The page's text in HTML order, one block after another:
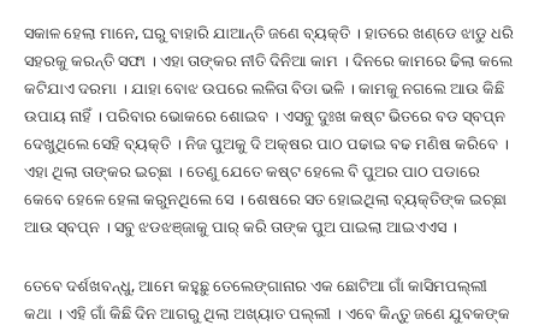
ସକାଳ ହେଲା ମାନେ, ଘରୁ ବାହାରି ଯାଆନ୍ତି ଜଣେ ବ୍ୟକ୍ତି । ହାତରେ ଖଣ୍ଡେ ଝାଡୁ ଧରି
ସହରକୁ କରନ୍ତି ସଫା । ଏହା ତାଙ୍କର ନୀତି ଦିନିଆ କାମ । ଦିନରେ କାମରେ ଢିଲା କଲେ
କଟିଯାଏ ଦରମା । ଯାହା ବୋଝ ଉପରେ ଲଳିତା ବିଡା ଭଳି । କାମକୁ ନଗଲେ ଆଉ କିଛି
ଉପାୟ ନାହିଁ । ପରିବାର ଭୋକରେ ଶୋଇବ । ଏସବୁ ଦୁଃଖ କଷ୍ଟ ଭିତରେ ବଡ ସ୍ବପ୍ନ
ଦେଖୁଥିଲେ ସେହି ବ୍ୟକ୍ତି । ନିଜ ପୁଅକୁ ଦି ଅକ୍ଷର ପାଠ ପଢାଇ ବଢ ମଣିଷ କରିବେ ।
ଏହା ଥିଲା ତାଙ୍କର ଇଚ୍ଛା । ତେଣୁ ଯେତେ କଷ୍ଟ ହେଲେ ବି ପୁଅର ପାଠ ପଡାରେ
କେବେ ହେଳେ ହେଳା କରୁନଥିଲେ ସେ । ଶେଷରେ ସତ ହୋଇଥିଲା ବ୍ୟକ୍ତିଙ୍କ ଇଚ୍ଛା
ଆଉ ସ୍ବପ୍ନ । ସବୁ ଝଡଝଞ୍ଜାକୁ ପାର୍ କରି ତାଙ୍କ ପୁଅ ପାଇଲା ଆଇଏଏସ ।
ତେବେ ଦର୍ଶଖବନ୍ଧୁ, ଆମେ କହୁଛୁ ତେଲେଙ୍ଗାନାର ଏକ ଛୋଟିଆ ଗାଁ କାସିମପଲ୍ଲୀ
କଥା । ଏହି ଗାଁ କିଛି ଦିନ ଆଗରୁ ଥିଲା ଅଖ୍ୟାତ ପଲ୍ଲୀ । ଏବେ କିନ୍ତୁ ଜଣେ ଯୁବକଙ୍କ